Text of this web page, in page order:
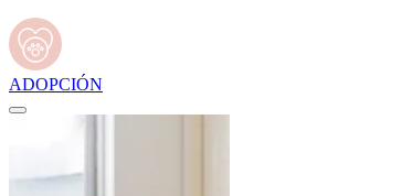
ADOPCIÓN